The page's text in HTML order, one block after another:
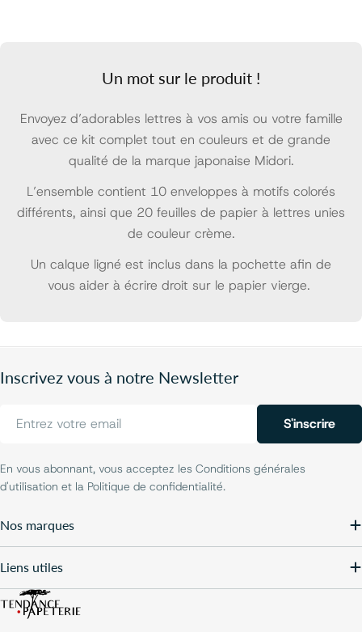
Un mot sur le produit !
Envoyez d’adorables lettres à vos amis ou votre famille
avec ce kit complet tout en couleurs et de grande
qualité de la marque japonaise Midori.
L’ensemble contient 10 enveloppes à motifs colorés
différents, ainsi que 20 feuilles de papier à lettres unies
de couleur crème.
Un calque ligné est inclus dans la pochette afin de
vous aider à écrire droit sur le papier vierge.
Inscrivez vous à notre Newsletter
S'inscrire
En vous abonnant, vous acceptez les Conditions générales
d'utilisation et la Politique de confidentialité.
Nos marques
Liens utiles